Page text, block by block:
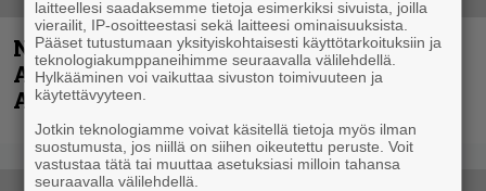
Näin lähtee Ghostin Tobias Forgelta
Accept – menossa mukana myös
Anthrax- ja Korn-miehistöä
laitteellesi saadaksemme tietoja esimerkiksi sivuista, joilla
vierailit, IP-osoitteestasi sekä laitteesi ominaisuuksista.
Pääset tutustumaan yksityiskohtaisesti käyttötarkoituksiin ja
teknologiakumppaneihimme seuraavalla välilehdellä.
Hylkääminen voi vaikuttaa sivuston toimivuuteen ja
käytettävyyteen.
Jotkin teknologiamme voivat käsitellä tietoja myös ilman
suostumusta, jos niillä on siihen oikeutettu peruste. Voit
vastustaa tätä tai muuttaa asetuksiasi milloin tahansa
seuraavalla välilehdellä.